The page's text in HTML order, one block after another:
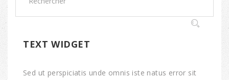
TEXT WIDGET
Sed ut perspiciatis unde omnis iste natus error sit